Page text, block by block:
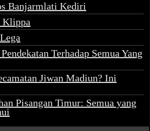
Banjarmlati Kediri
Klippa
Terhadap Semua Yang
Jiwan Madiun? Ini
Pisangan Timur: Semua yang